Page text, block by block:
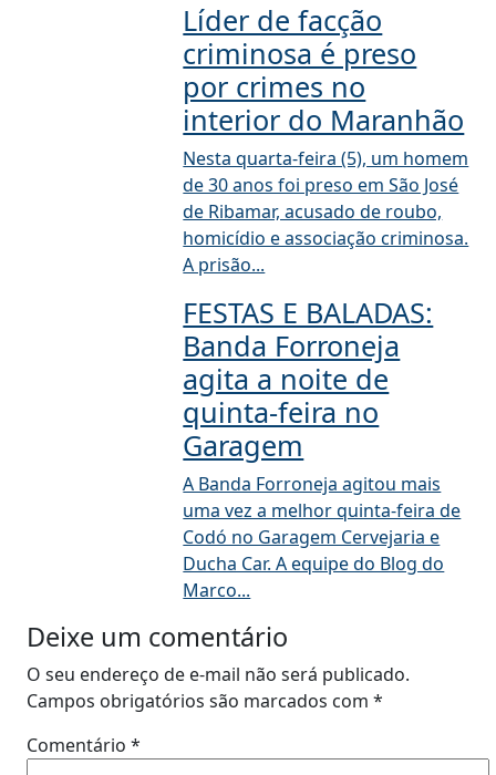
Líder de facção
criminosa é preso
por crimes no
interior do Maranhão
Nesta quarta-feira (5), um homem
de 30 anos foi preso em São José
de Ribamar, acusado de roubo,
homicídio e associação criminosa.
A prisão...
FESTAS E BALADAS:
Banda Forroneja
agita a noite de
quinta-feira no
Garagem
A Banda Forroneja agitou mais
uma vez a melhor quinta-feira de
Codó no Garagem Cervejaria e
Ducha Car. A equipe do Blog do
Marco...
Deixe um comentário
O seu endereço de e-mail não será publicado.
Campos obrigatórios são marcados com *
Comentário *